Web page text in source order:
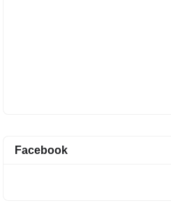
Facebook